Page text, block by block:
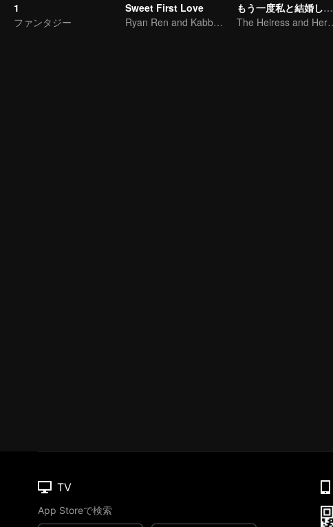
1
ファンタジー
Sweet First Love
Ryan Ren and Kabby Xu’s love story.
もう一度私と結婚してください
The Heiress
TV
App Storeで検索